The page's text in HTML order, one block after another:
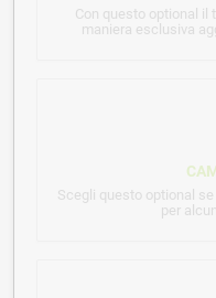
Con questo optional il
maniera esclusiva
Scegli questo optional
per